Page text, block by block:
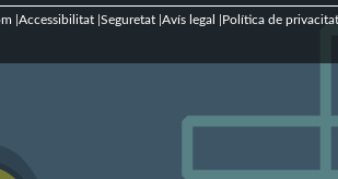
Accessibilitat| Seguretat| Avís legal Política de privacitat